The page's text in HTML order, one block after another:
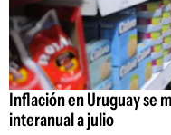
Inflación en Uruguay se
interanual a julio